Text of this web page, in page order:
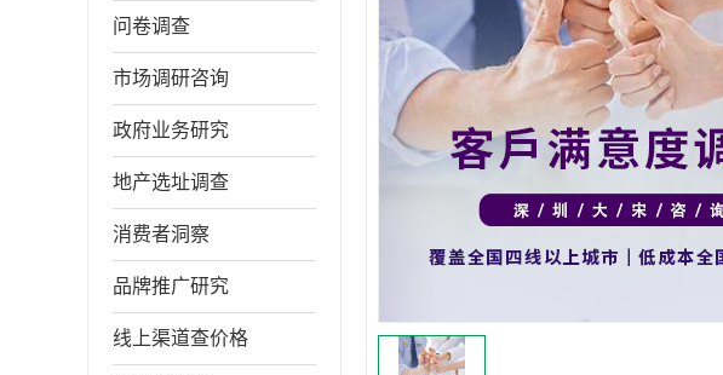
问卷调查
市场调研咨询
政府业务研究
地产选址调查
消费者洞察
品牌推广研究
线上渠道查价格